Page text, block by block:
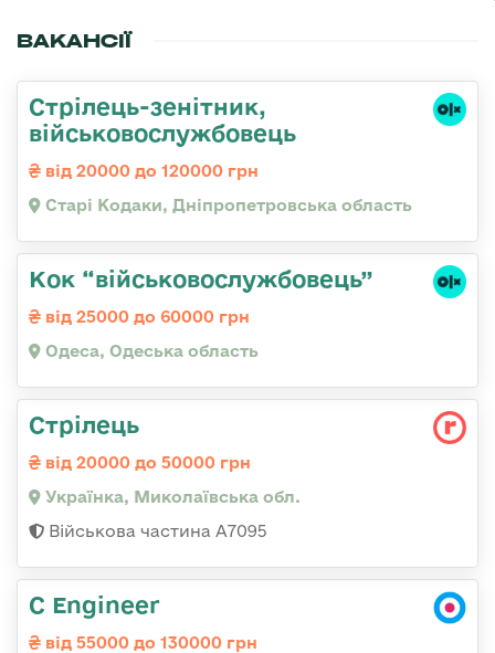
ВАКАНСІЇ
Стрілець-зенітник,
військовослужбовець
від 20000 до 120000 грн
Старі Кодаки, Дніпропетровська область
Кок “військовослужбовець”
від 25000 до 60000 грн
Одеса, Одеська область
Стрілець
від 20000 до 50000 грн
Українка, Миколаївська обл.
Військова частина А7095
C Engineer
від 55000 до 130000 грн